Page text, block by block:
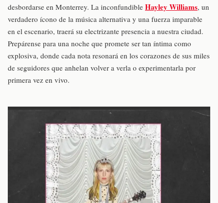
desbordarse en Monterrey. La inconfundible Hayley Williams, un
verdadero ícono de la música alternativa y una fuerza imparable
en el escenario, traerá su electrizante presencia a nuestra ciudad.
Prepárense para una noche que promete ser tan íntima como
explosiva, donde cada nota resonará en los corazones de sus miles
de seguidores que anhelan volver a verla o experimentarla por
primera vez en vivo.